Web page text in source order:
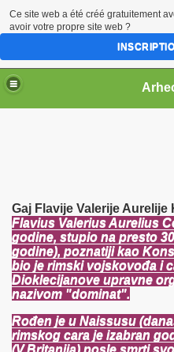
Gaj Flavije Valerije Aurelije
Flavius Valerius Aurelius
godine, stupio na presto
godine), poznatiji kao
bio je rimski vojskovođa i
Dioklecijanove upravne
nazivom "dominat".
Rođen je u Naissusu
rimskog cara je izabran
(V.Britanija) posle smrti
Ce site web a été créé gratuitement
avoir votre propre site web ?